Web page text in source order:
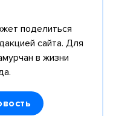
поделиться
сайта. Для
в жизни